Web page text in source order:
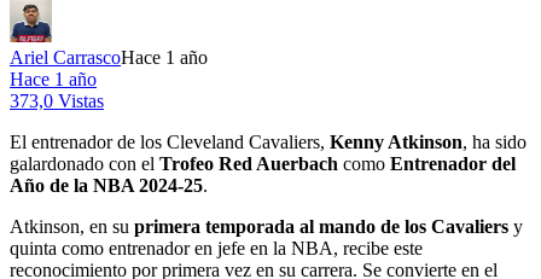
Ariel CarrascoHace 1 año
Hace 1 año
373,0 Vistas
El entrenador de los Cleveland Cavaliers, Kenny Atkinson, ha sido
galardonado con el Trofeo Red Auerbach como Entrenador del
Año de la NBA 2024-25.
Atkinson, en su primera temporada al mando de los Cavaliers y
quinta como entrenador en jefe en la NBA, recibe este
reconocimiento por primera vez en su carrera. Se convierte en el